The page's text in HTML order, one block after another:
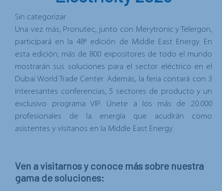
Sin categorizar
Una vez más, Pronutec, junto con Merytronic y Telergon,
participará en la 48ª edición de Middle East Energy. En
esta edición, más de 800 expositores de todo el mundo
mostrarán sus soluciones para el sector eléctrico en el
Dubai World Trade Center. Además, la feria contará con 3
interesantes conferencias, 5 sectores de producto y un
exclusivo programa VIP. Únete a los más de 20.000
profesionales de la energía que acudirán como
asistentes y visítanos en la Middle East Energy.
Ven a visitarnos y conoce más sobre nuestra
gama de soluciones: